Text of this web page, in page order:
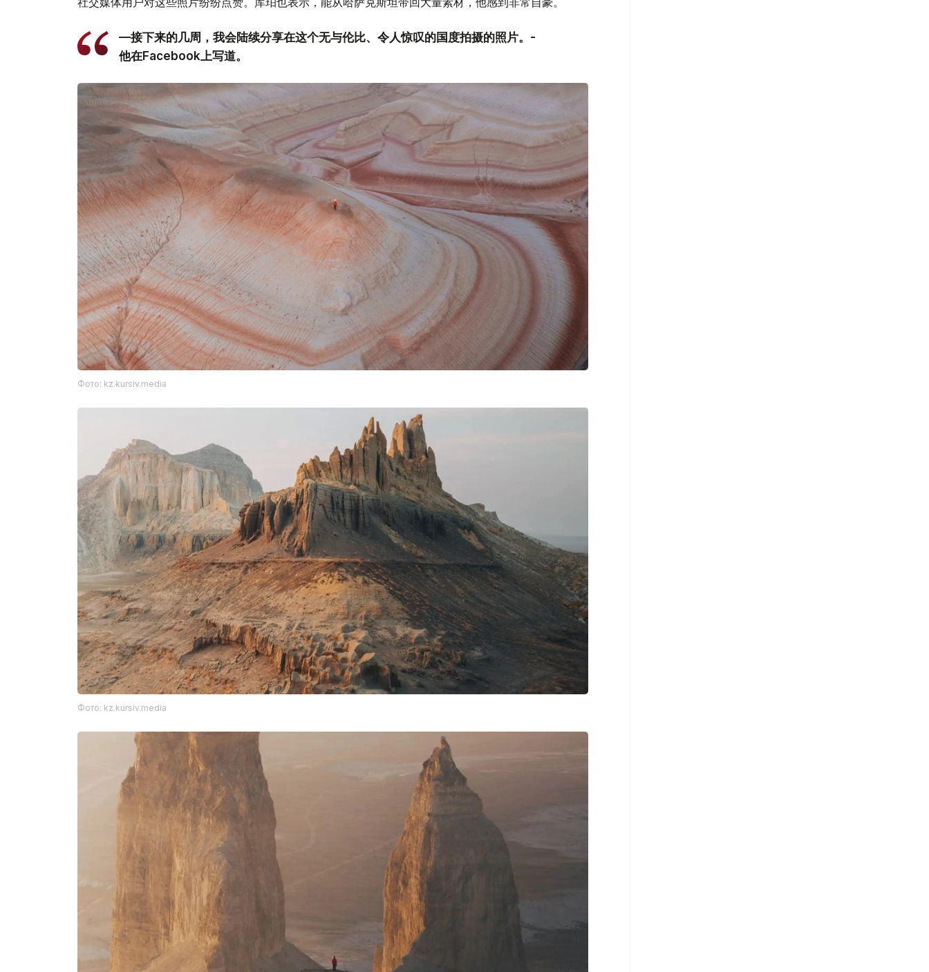
—接下来的几周，我会陆续分享在这个无与伦比、令人惊叹的国度拍摄的照片。-
他在Facebook上写道。
Фото: kz.kursiv.media
Фото: kz.kursiv.media